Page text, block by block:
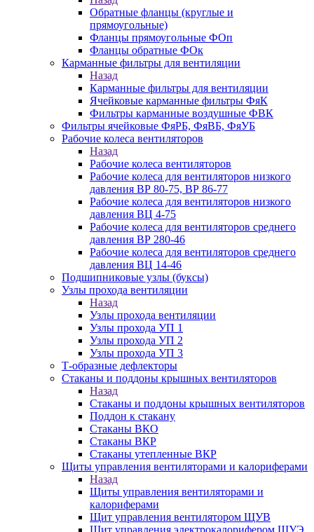
Обратные фланцы (круглые и
прямоугольные)
Фланцы прямоугольные ФОп
Фланцы обратные ФОк
Карманные фильтры для вентиляции
Назад
Карманные фильтры для вентиляции
Ячейковые карманные фильтры ФяК
Фильтры карманные воздушные ФВК
Фильтры ячейковые ФяРБ, ФяВБ, ФяУБ
Рабочие колеса вентиляторов
Назад
Рабочие колеса вентиляторов
Рабочие колеса для вентиляторов низкого
давления ВР 80-75, ВР 86-77
Рабочие колеса для вентиляторов низкого
давления ВЦ 4-75
Рабочие колеса для вентиляторов среднего
давления ВР 280-46
Рабочие колеса для вентиляторов среднего
давления ВЦ 14-46
Подшипниковые узлы (буксы)
Узлы прохода вентиляции
Назад
Узлы прохода вентиляции
Узлы прохода УП 1
Узлы прохода УП 2
Узлы прохода УП 3
Т-образные дефлекторы
Стаканы и поддоны крышных вентиляторов
Назад
Стаканы и поддоны крышных вентиляторов
Поддон к стакану
Стаканы ВКО
Стаканы ВКР
Стаканы утепленные ВКР
Щиты управления вентиляторами и калориферами
Назад
Щиты управления вентиляторами и
калориферами
Щит управления вентилятором ЩУВ
Щит управления электрокалорифером ЩУЭ